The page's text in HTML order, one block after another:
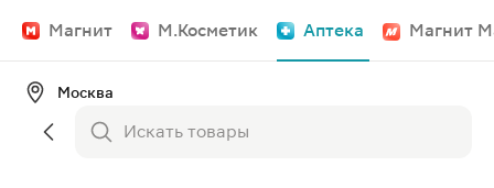
Магнит М.Косметик Аптека Магнит
Москва